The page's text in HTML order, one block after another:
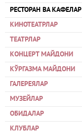
РЕСТОРАН ВА КАФЕЛАР
КИНОТЕАТРЛАР
ТЕАТРЛАР
КОНЦЕРТ МАЙДОНИ
КЎРГАЗМА МАЙДОНИ
ГАЛЕРЕЯЛАР
МУЗЕЙЛАР
ОБИДАЛАР
КЛУБЛАР